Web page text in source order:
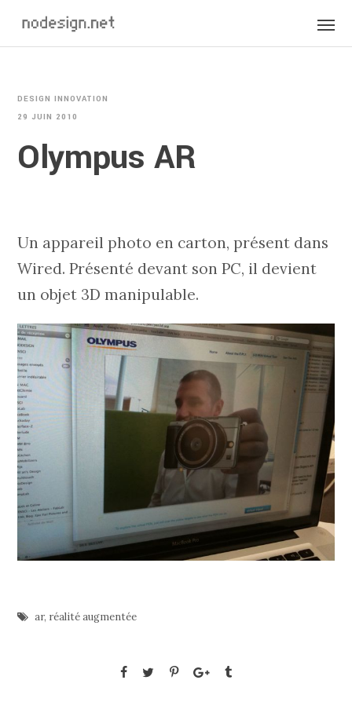
DESIGN INNOVATION
29 JUIN 2010
Olympus AR
Un appareil photo en carton, présent dans
Wired. Présenté devant son PC, il devient
un objet 3D manipulable.
ar, réalité augmentée